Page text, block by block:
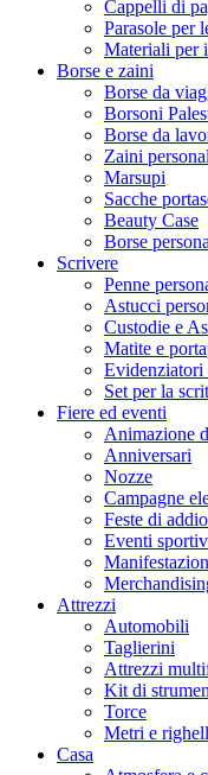
Cappelli di
Parasole per
Materiali per
Borse e zaini
Borse da
Borsoni
Borse da
Zaini
Marsupi
Sacche
Beauty Case
Borse
Scrivere
Penne
Astucci
Custodie e
Matite e
Evidenziatori
Set per la
Fiere ed eventi
Animazione
Anniversari
Nozze
Campagne
Feste di
Eventi
Attrezzi
Automobili
Taglierini
Attrezzi
Kit di
Torce
Metri e
Casa